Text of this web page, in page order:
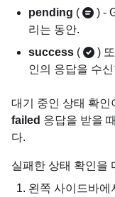
pending (
) -
리는 동안.
success ( )
인의 응답을 수
대기 중인 상태 확인
failed 응답을 받을
다.
실패한 상태 확인을
왼쪽 사이드바에